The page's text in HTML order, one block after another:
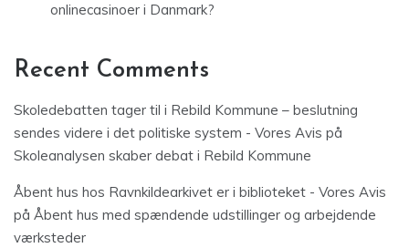
onlinecasinoer i Danmark?
Recent Comments
Skoledebatten tager til i Rebild Kommune – beslutning
sendes videre i det politiske system - Vores Avis på
Skoleanalysen skaber debat i Rebild Kommune
Åbent hus hos Ravnkildearkivet er i biblioteket - Vores Avis
på Åbent hus med spændende udstillinger og arbejdende
værksteder